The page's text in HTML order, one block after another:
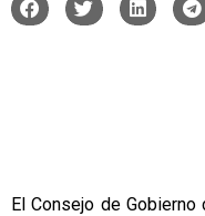
El Consejo de